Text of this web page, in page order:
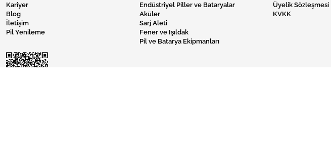
Kariyer
Blog
İletişim
Pil Yenileme
Endüstriyel Piller ve Bataryalar
Aküler
Sarj Aleti
Fener ve Işıldak
Pil ve Batarya Ekipmanları
Üyelik Sözleşmesi
KVKK